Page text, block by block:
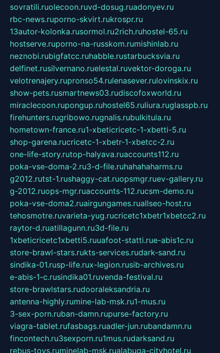
sovratili.ruolecoon.ruvd-dosug.ruadonyev.ru
rbc-news.ruporno-skvirt.rukrospr.ru
13autor-kolonka.rusormol.ru2rich.ruhostel-65.ru
hostserve.ruporno-na-russkom.rumishinlab.ru
neznobi.rubigfatcc.ruhabble.rustarbucksvia.ru
delfinet.rusilvernano.ruelestal.ruvektor-doroga.ru
velotrenajery.rupronso54.rulenasever.rulovinskix.ru
show-pets.rusmartnews03.rudiscofoxworld.ru
miraclecoon.rupongup.ruhostel65.ruliura.ruglasspb.ru
firehunters.rugribowo.rugnalis.rubulkitula.ru
hometown-france.ru1-xbeticricetc-1-xbetti-5.ru
shop-garena.rucricetc-1-xbetr-1-xbetcc-2.ru
one-life-story.rutop-halyava.ruaccounts112.ru
poka-vse-doma-2.ru3-d-file.ruhahahaharms.ru
g2012.rutst-1.rushaggy-cat.ruopsmgr.ruev-gallery.ru
g-2012.ruops-mgr.ruaccounts-112.rucsm-demo.ru
poka-vse-doma2.ruairgungames.ruallseo-host.ru
tehosmotre.ruvarieta-yug.rucricetc1xbetr1xbetcc2.ru
raytor-d.ruatillagunn.ru3d-file.ru
1xbeticricetc1xbetti5.ruuafoot-statti.rue-abis1c.ru
store-brawl-stars.rukts-services.rudark-sand.ru
sindika-01.rusp-life.rux-legion.rusib-archives.ru
e-abis-1-c.rusindika01.ruvenda-festival.ru
store-brawlstars.rudooraleksandria.ru
antenna-highly.rumine-lab-msk.ru1-mus.ru
3-sex-porn.ruban-damn.rupurse-factory.ru
viagra-tablet.rufasbags.ruadler-jun.rubandamn.ru
fincontech.ru3sexporn.ru1mus.rudarksand.ru
rebus-toys.ruminelab-msk.rualabuga-cityhotel.ru